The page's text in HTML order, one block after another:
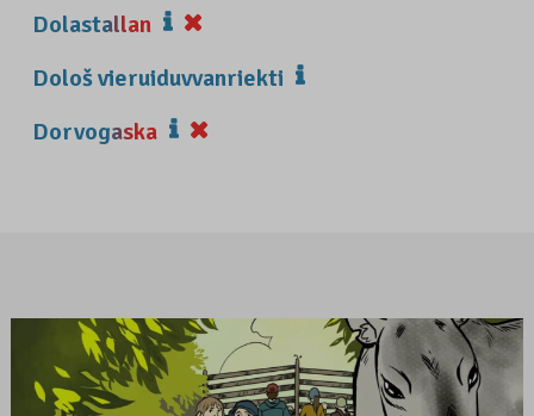
Dolastallan
Dološ vieruiduvvanriekti
Dorvogaska